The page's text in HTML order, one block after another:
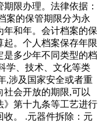
限办理。法律依据：
案的保管期限分为永
年和年。会计档案的保
。个人档案保存年限
是多少年不同类型的档
学、技术、文化等类
,涉及国家安全或者重
会开放的期限,可以
》第十九条等工艺进行
。 .元器件拆除：元